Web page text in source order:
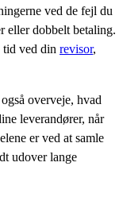
ved de fejl du
eller dobbelt betaling.
tid ved din revisor,
overveje, hvad
leverandører, når
er ved at samle
udover lange